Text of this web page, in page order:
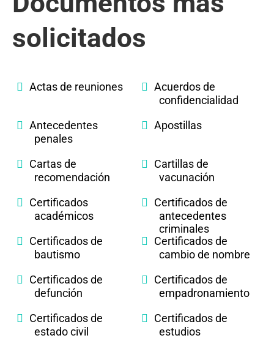
solicitados
Actas de reuniones
Acuerdos de
confidencialidad
Antecedentes
penales
Apostillas
Cartas de
recomendación
Cartillas de
vacunación
Certificados
académicos
Certificados de
antecedentes
criminales
Certificados de
bautismo
Certificados de
cambio de nombre
Certificados de
defunción
Certificados de
empadronamiento
Certificados de
estado civil
Certificados de
estudios